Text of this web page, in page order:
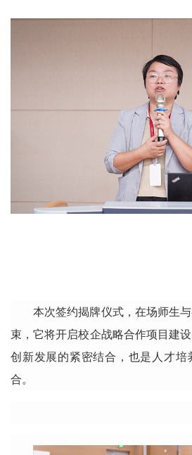
本次签约揭牌仪式，在场师生
束，它将开启校企战略合作项目建
创新发展的紧密结合，也是人才培
合。